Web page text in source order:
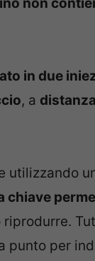
non
in due
, a
utilizzando
chiave
riprodurre.
punto per